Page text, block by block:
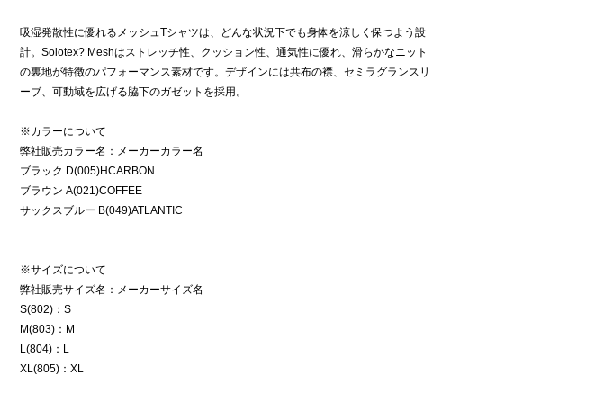
吸湿発散性に優れるメッシュTシャツは、どんな状況下でも身体を涼しく保つよう設
計。Solotex? Meshはストレッチ性、クッション性、通気性に優れ、滑らかなニット
の裏地が特徴のパフォーマンス素材です。デザインには共布の襟、セミラグランスリ
ーブ、可動域を広げる脇下のガゼットを採用。
※カラーについて
弊社販売カラー名：メーカーカラー名
ブラック D(005)HCARBON
ブラウン A(021)COFFEE
サックスブルー B(049)ATLANTIC
※サイズについて
弊社販売サイズ名：メーカーサイズ名
S(802)：S
M(803)：M
L(804)：L
XL(805)：XL